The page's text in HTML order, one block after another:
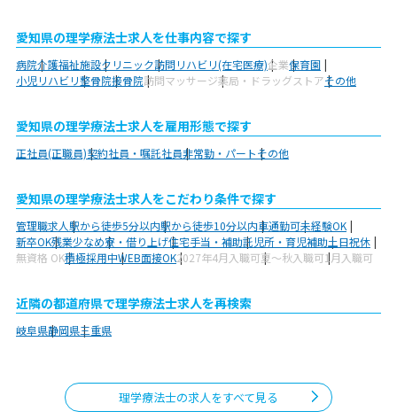
愛知県の理学療法士求人を仕事内容で探す
病院介護福祉施設クリニック訪問リハビリ(在宅医療)企業保育園
小児リハビリ整骨院接骨院訪問マッサージ薬局・ドラッグストアその他
愛知県の理学療法士求人を雇用形態で探す
正社員(正職員)契約社員・嘱託社員非常勤・パートその他
愛知県の理学療法士求人をこだわり条件で探す
管理職求人駅から徒歩5分以内駅から徒歩10分以内車通勤可未経験OK
新卒OK残業少なめ寮・借り上げ住宅手当・補助託児所・育児補助土日祝休
無資格 OK積極採用中WEB面接OK2027年4月入職可夏～秋入職可1月入職可
近隣の都道府県で理学療法士求人を再検索
岐阜県静岡県三重県
理学療法士の求人をすべて見る